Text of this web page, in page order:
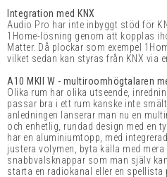
Integration med KNX
Audio Pro har inte inbyggt stöd för
1Home-lösning genom att kopplas
Matter. Då plockar som exempel
vilket sedan kan styras från KNX via
A10 MKII W - multiroomhögtalaren
Olika rum har olika utseende,
passar bra i ett rum kanske inte
anledningen lanserar man nu en
och enhetlig, rundad design med en
har en aluminiumtopp, med
justera volymen, byta källa med
snabbvalsknappar som man själv
starta en radiokanal eller en spellista